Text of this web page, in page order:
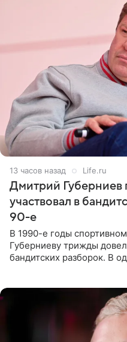
13 часов назад Life.ru
Дмитрий Губерниев
участвовал в
90-е
В 1990-е годы
Губерниеву трижды
бандитских разборок. В